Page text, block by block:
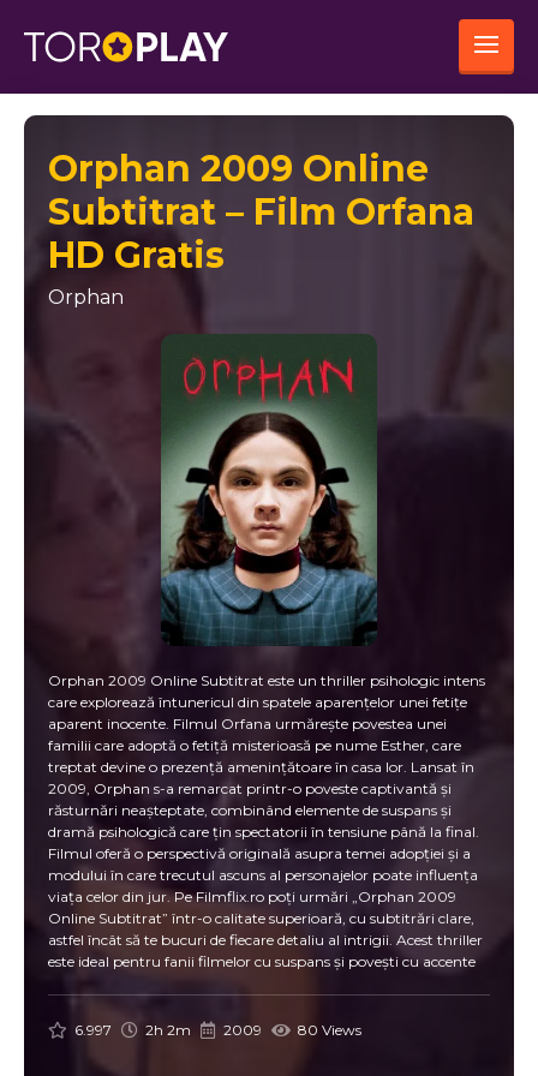
Orphan 2009 Online
Subtitrat – Film Orfana
HD Gratis
Orphan
Orphan 2009 Online Subtitrat este un thriller psihologic intens
care explorează întunericul din spatele aparențelor unei fetițe
aparent inocente. Filmul Orfana urmărește povestea unei
familii care adoptă o fetiță misterioasă pe nume Esther, care
treptat devine o prezență amenințătoare în casa lor. Lansat în
2009, Orphan s-a remarcat printr-o poveste captivantă și
răsturnări neașteptate, combinând elemente de suspans și
dramă psihologică care țin spectatorii în tensiune până la final.
Filmul oferă o perspectivă originală asupra temei adopției și a
modului în care trecutul ascuns al personajelor poate influența
viața celor din jur. Pe Filmflix.ro poți urmări „Orphan 2009
Online Subtitrat” într-o calitate superioară, cu subtitrări clare,
astfel încât să te bucuri de fiecare detaliu al intrigii. Acest thriller
este ideal pentru fanii filmelor cu suspans și povești cu accente
explorare a naturii umane, a fricii și a încrederii puse în cei pe
simbolul unui secret periculos, iar fiecare acțiune a sa creează
6.997 2h 2m 2009 80 Views